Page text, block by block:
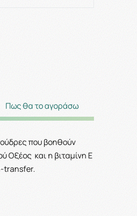
Πως θα το αγοράσω
που βοηθούν
Οξέος και η βιταμίνη Ε
transfer.